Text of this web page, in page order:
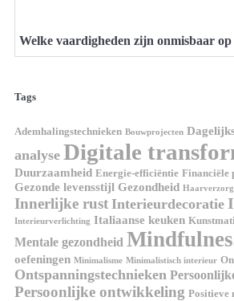
Welke vaardigheden zijn onmisbaar
Tags
Ademhalingstechnieken Bouwprojecten
analyse Digitale
Duurzaamheid Energie-efficiëntie Financiële
Gezonde levensstijl Gezondheid
Innerlijke rust Interieurdecoratie
Interieurverlichting Italiaanse keuken
Mentale gezondheid
oefeningen Minimalisme Minimalistisch interieur
Ontspanningstechnieken
Persoonlijke ontwikkeling Positieve